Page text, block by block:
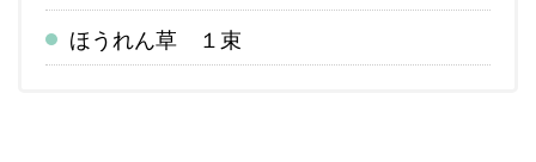
ほうれん草 １束